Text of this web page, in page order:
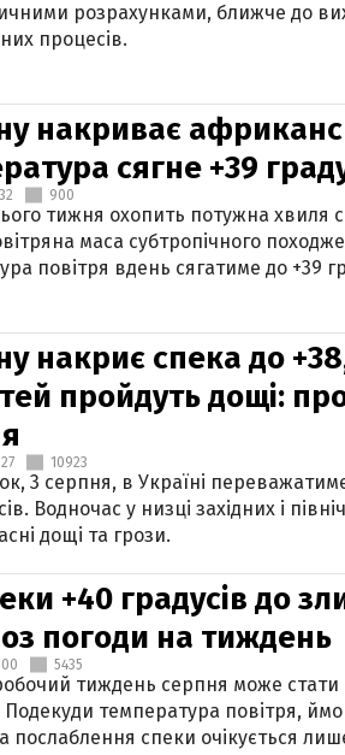
розрахунками, ближче до
процесів.
накриває
сягне +39
900
тижня охопить потужна хвиля
маса субтропічного
повітря вдень сягатиме до +39
накриє спека до
пройдуть дощі:
10923
3 серпня, в Україні
Водночас у низці західних і
дощі та грози.
+40 градусів до
погоди на тиждень
5435
тиждень серпня може стати
Подекуди температура повітря,
а послаблення спеки очікується